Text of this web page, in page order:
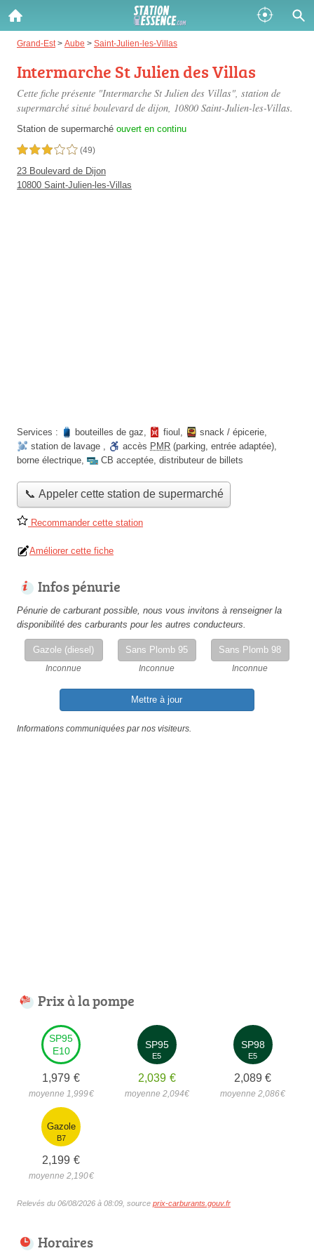
Grand-Est > Aube > Saint-Julien-les-Villas
Intermarche St Julien des Villas
Cette fiche présente "Intermarche St Julien des Villas", station de
supermarché situé boulevard de dijon, 10800 Saint-Julien-les-Villas.
Station de supermarché ouvert en continu
3,0 étoiles sur 5 (49)
23 Boulevard de Dijon
10800 Saint-Julien-les-Villas
Services : bouteilles de gaz, fioul , snack / épicerie,
station de lavage , accès PMR (parking, entrée adaptée),
borne électrique, CB acceptée, distributeur de billets
📞 Appeler cette station de supermarché
Recommander cette station
Améliorer cette fiche
Infos pénurie
Pénurie de carburant possible, nous vous invitons à renseigner la
disponibilité des carburants pour les autres conducteurs.
Gazole (diesel)
Inconnue
Sans Plomb 95
Inconnue
Sans Plomb 98
Inconnue
Mettre à jour
Informations communiquées par nos visiteurs.
Prix à la pompe
SP95
E10
1,979 €
moyenne 1,999€
SP95
E5
2,039 €
moyenne 2,094€
SP98
E5
2,089 €
moyenne 2,086€
Gazole
B7
2,199 €
moyenne 2,190€
Relevés du 06/08/2026 à 08:09, source prix-carburants.gouv.fr
Horaires
Gazole :
Disponible Épuisé
SP 98 :
Disponible
SP 95 :
Disponible